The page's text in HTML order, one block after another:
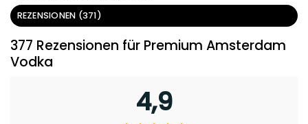
REZENSIONEN (371)
377 Rezensionen für Premium Amsterdam
Vodka
4,9